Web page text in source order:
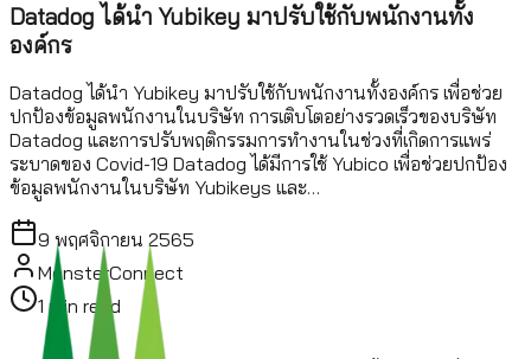
Datadog ได้นำ Yubikey มาปรับใช้กับพนักงานทั้ง
องค์กร
Datadog ได้นำ Yubikey มาปรับใช้กับพนักงานทั้งองค์กร เพื่อช่วย
ปกป้องข้อมูลพนักงานในบริษัท การเติบโตอย่างรวดเร็วของบริษัท
Datadog และการปรับพฤติกรรมการทำงานในช่วงที่เกิดการแพร่
ระบาดของ Covid-19 Datadog ได้มีการใช้ Yubico เพื่อช่วยปกป้อง
ข้อมูลพนักงานในบริษัท Yubikeys และ…
9 พฤศจิกายน 2565
MonsterConnect
1 min read